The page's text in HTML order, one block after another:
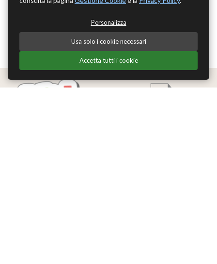
Personalizza
Usa solo i cookie necessari
Accetta tutti i cookie